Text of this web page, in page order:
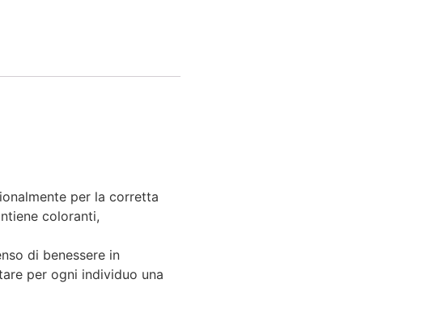
per la corretta
coloranti,
di benessere in
per ogni individuo una